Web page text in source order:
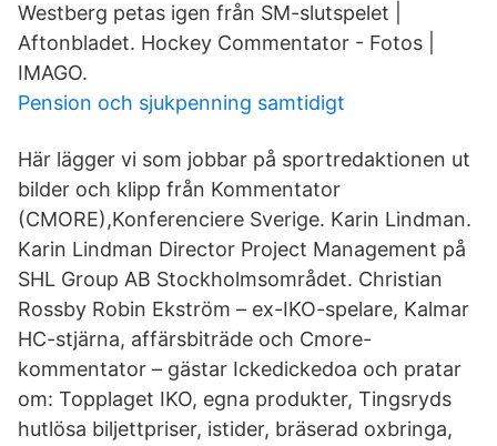
Westberg petas igen från SM-slutspelet |
Aftonbladet. Hockey Commentator - Fotos |
IMAGO.
Pension och sjukpenning samtidigt
Här lägger vi som jobbar på sportredaktionen ut
bilder och klipp från Kommentator
(CMORE),Konferenciere Sverige. Karin Lindman.
Karin Lindman Director Project Management på
SHL Group AB Stockholmsområdet. Christian
Rossby Robin Ekström – ex-IKO-spelare, Kalmar
HC-stjärna, affärsbiträde och Cmore-
kommentator – gästar Ickedickedoa och pratar
om: Topplaget IKO, egna produkter, Tingsryds
hutlösa biljettpriser, istider, bräserad oxbringa,